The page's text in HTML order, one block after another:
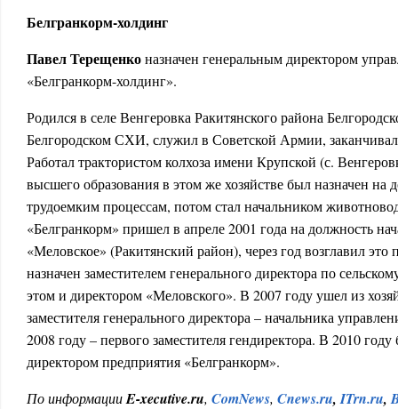
Белгранкорм-холдинг
Павел Терещенконазначен генеральным директором
«Белгранкорм-холдинг».
Родился в селе Венгеровка Ракитянского района
Белгородском СХИ, служил в Советской Армии,
Работал трактористом колхоза имени Крупской (с.
высшего образования в этом же хозяйстве был назначен на
трудоемким процессам, потом стал начальником
«Белгранкорм» пришел в апреле 2001 года на должность
«Меловское» (Ракитянский район), через год возглавил это
назначен заместителем генерального директора по
этом и директором «Меловского». В 2007 году ушел из
заместителя генерального директора – начальника
2008 году – первого заместителя гендиректора. В 2010
директором предприятия «Белгранкорм».
По информацииE-xecutive.ru, ComNews, Cnews.ru,ITrn.ru,